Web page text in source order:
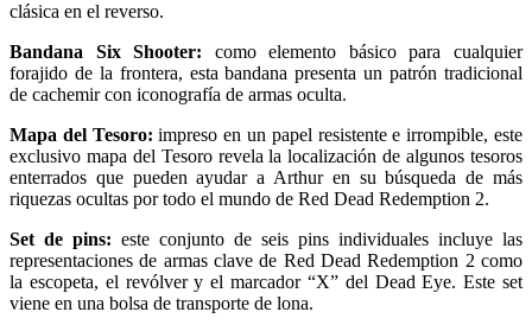
clásica en el reverso.
Bandana Six Shooter: como elemento básico para cualquier
forajido de la frontera, esta bandana presenta un patrón tradicional
de cachemir con iconografía de armas oculta.
Mapa del Tesoro: impreso en un papel resistente e irrompible, este
exclusivo mapa del Tesoro revela la localización de algunos tesoros
enterrados que pueden ayudar a Arthur en su búsqueda de más
riquezas ocultas por todo el mundo de Red Dead Redemption 2.
Set de pins: este conjunto de seis pins individuales incluye las
representaciones de armas clave de Red Dead Redemption 2 como
la escopeta, el revólver y el marcador “X” del Dead Eye. Este set
viene en una bolsa de transporte de lona.